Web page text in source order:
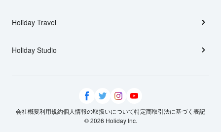
Holiday Travel
Holiday Studio
会社概要利用規約個人情報の取扱いについて特定商取引法に基づく表記
© 2026 Holiday Inc.